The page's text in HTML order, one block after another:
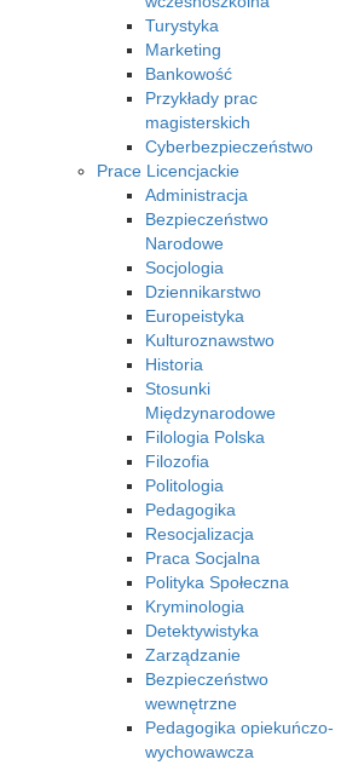
Turystyka
Marketing
Bankowość
Przykłady prac
magisterskich
Cyberbezpieczeństwo
Prace Licencjackie
Administracja
Bezpieczeństwo
Narodowe
Socjologia
Dziennikarstwo
Europeistyka
Kulturoznawstwo
Historia
Stosunki
Międzynarodowe
Filologia Polska
Filozofia
Politologia
Pedagogika
Resocjalizacja
Praca Socjalna
Polityka Społeczna
Kryminologia
Detektywistyka
Zarządzanie
Bezpieczeństwo
wewnętrzne
Pedagogika opiekuńczo-
wychowawcza